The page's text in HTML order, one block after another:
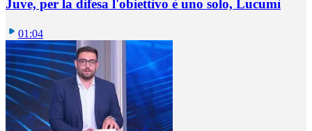
Juve, per la difesa l'obiettivo è uno solo, Lucumì
01:04